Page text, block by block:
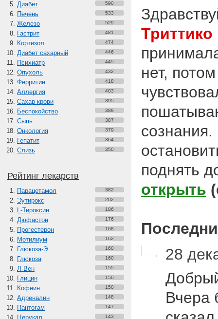
Диабет 590
Печень 533
Железо 529
Гастрит 481
Кортизол 474
Диабет сахарный 446
Психиатр 445
Опухоль 432
Ферритин 418
Аллергия 403
Сахар крови 395
Беспокойство 388
Сыпь 387
Онкология 379
Гепатит 364
Слизь 350
Рейтинг лекарств
Парацетамол 382
Эутирокс 202
L-Тироксин 186
Дюфастон 176
Прогестерон 168
Мотилиум 162
Глюкоза-Э 160
Глюкоза 160
Л-Вен 155
Глицин 150
Кофеин 150
Адреналин 148
Пантогам 147
Церукал 143
Триттико
нет,
поднять
открыть
28
Вчера